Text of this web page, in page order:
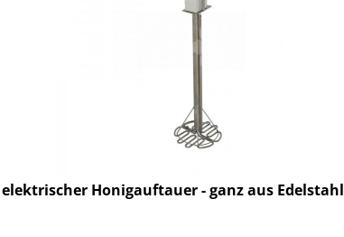
elektrischer Honigauftauer - ganz aus Edelstahl